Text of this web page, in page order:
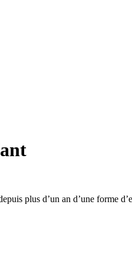
plus d’un an d’une forme